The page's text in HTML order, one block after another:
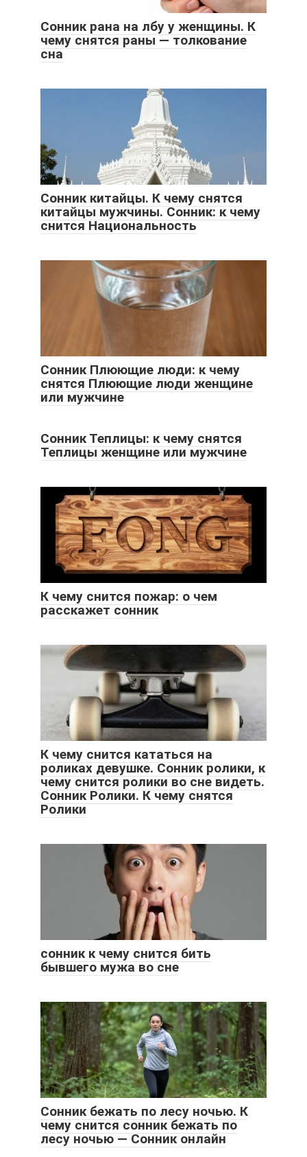
Сонник рана на лбу у женщины. К
чему снятся раны — толкование
сна
Сонник китайцы. К чему снятся
китайцы мужчины. Сонник: к чему
снится Национальность
Сонник Плюющие люди: к чему
снятся Плюющие люди женщине
или мужчине
Сонник Теплицы: к чему снятся
Теплицы женщине или мужчине
К чему снится пожар: о чем
расскажет сонник
К чему снится кататься на
роликах девушке. Cонник ролики, к
чему снится ролики во сне видеть.
Сонник Ролики. К чему снятся
Ролики
сонник к чему снится бить
бывшего мужа во сне
Сонник бежать по лесу ночью. К
чему снится сонник бежать по
лесу ночью — Сонник онлайн